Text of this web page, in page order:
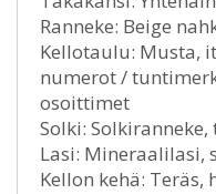
Ranneke: Beige
Kellotaulu: Musta,
numerot /
osoittimet
Solki: Solkiranneke,
Lasi:
Kellon kehä: Teräs,